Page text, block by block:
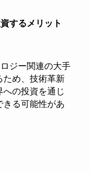
するメリット
ジー関連の大手
ため、技術革新
への投資を通じ
きる可能性があ